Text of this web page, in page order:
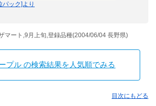
ック]より
マート,9月上旬,登録品種(2004/06/04 長野県)
プル の検索結果を人気順でみる
目次にもどる